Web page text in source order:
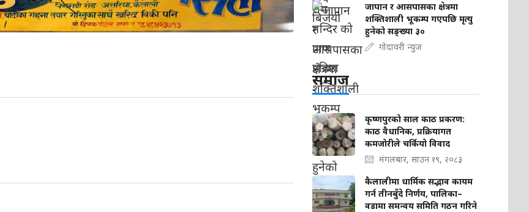
जापान र आसपासका क्षेत्रमा
शक्तिशाली भूकम्प गएपछि मृत्यु
हुनेको सङ्ख्या ३०
गोदावरी न्युज
समाज
कृष्णपुरको साल काठ प्रकरण:
काठ वैधानिक, प्रक्रियागत
कमजोरीले चर्कियो विवाद
मंगलबार, साउन १९, २०८३
कैलालीमा धार्मिक सद्भाव कायम
गर्न तीनबुँदे निर्णय, पालिका–
वडामा समन्वय समिति गठन गरिने